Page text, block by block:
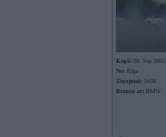
Kopš: 09. Sep 2005
No: Rīga
Ziņojumi: 5436
Braucu ar: BMW